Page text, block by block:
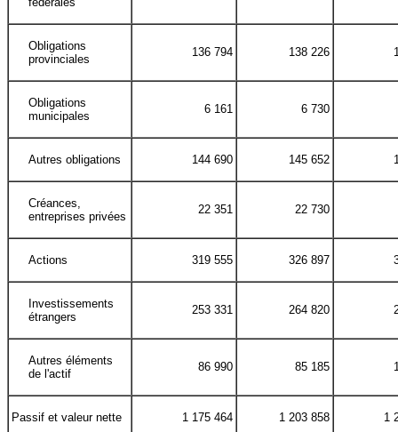
Obligations
provinciales
136 794 138 226
Obligations
municipales
6 161 6 730
Autres obligations 144 690 145 652
Créances,
entreprises privées
22 351 22 730
Actions 319 555 326 897
Investissements
étrangers
253 331 264 820
Autres éléments
de l'actif
86 990 85 185
Passif et valeur nette 1 175 464 1 203 858 1